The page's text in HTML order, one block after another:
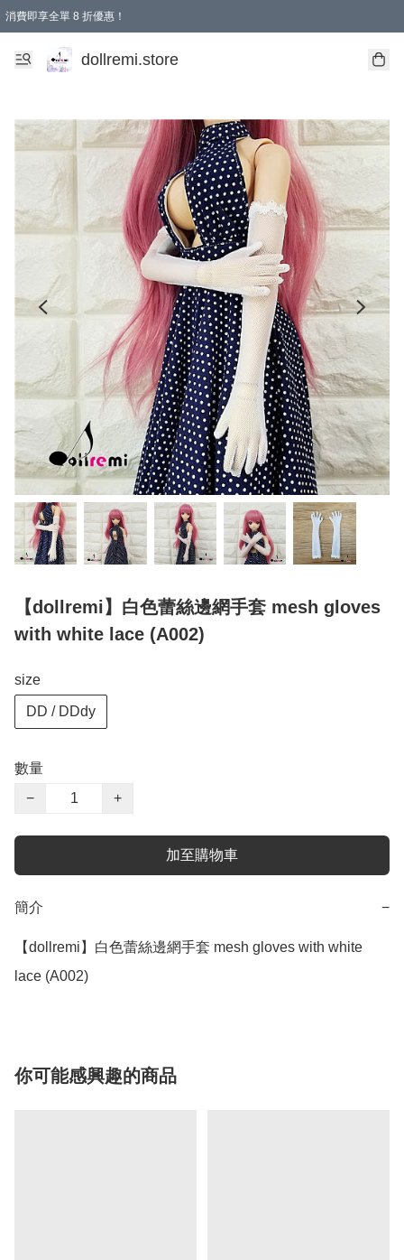
消費即享全單 8 折優惠！
購物滿 HKD 1500.00即享免運費優惠！（適用於 本地送貨、本地取貨、國際送貨 )
dollremi.store
【dollremi】白色蕾絲邊網手套 mesh gloves
with white lace (A002)
size
DD / DDdy
數量
−
+
加至購物車
簡介 −
【dollremi】白色蕾絲邊網手套 mesh gloves with white
lace (A002)
你可能感興趣的商品